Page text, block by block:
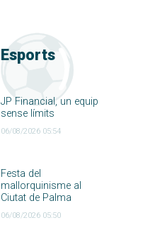
Esports
JP Financial, un equip
sense límits
06/08/2026 05:54
Festa del
mallorquinisme al
Ciutat de Palma
06/08/2026 05:50